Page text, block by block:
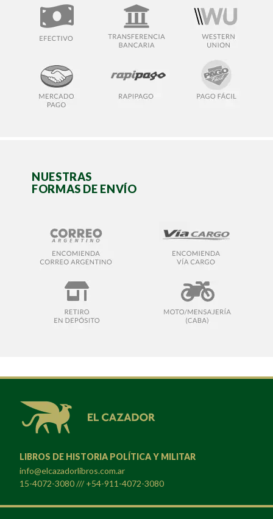
NUESTRAS
FORMAS DE ENVÍO
LIBROS DE HISTORIA POLÍTICA Y MILITAR
info@elcazadorlibros.com.ar
15-4072-3080 /// +54-911-4072-3080